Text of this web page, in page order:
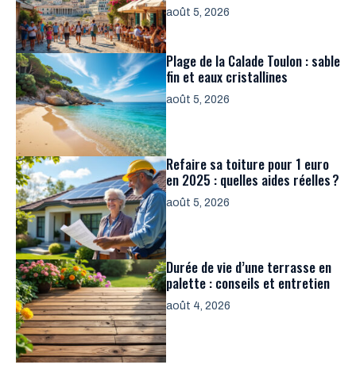
août 5, 2026
Plage de la Calade Toulon : sable
fin et eaux cristallines
août 5, 2026
Refaire sa toiture pour 1 euro
en 2025 : quelles aides réelles ?
août 5, 2026
Durée de vie d’une terrasse en
palette : conseils et entretien
août 4, 2026